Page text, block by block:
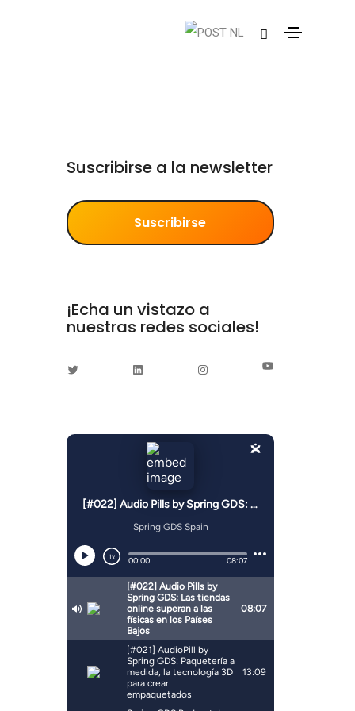
Suscribirse a la newsletter
Suscribirse
¡Echa un vistazo a
nuestras redes sociales!